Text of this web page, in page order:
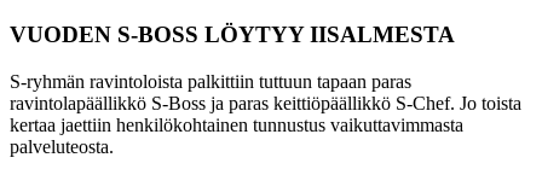
VUODEN S-BOSS LÖYTYY IISALMESTA
S-ryhmän ravintoloista palkittiin tuttuun tapaan paras
ravintolapäällikkö S-Boss ja paras keittiöpäällikkö S-Chef. Jo toista
kertaa jaettiin henkilökohtainen tunnustus vaikuttavimmasta
palveluteosta.